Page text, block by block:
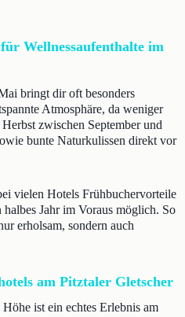
Wellnessaufenthalte im
bringt dir oft besonders
Atmosphäre, da weniger
zwischen September und
bunte Naturkulissen direkt vor
vielen Hotels Frühbuchervorteile
Jahr im Voraus möglich. So
erholsam, sondern auch
am Pitztaler Gletscher
ist ein echtes Erlebnis am